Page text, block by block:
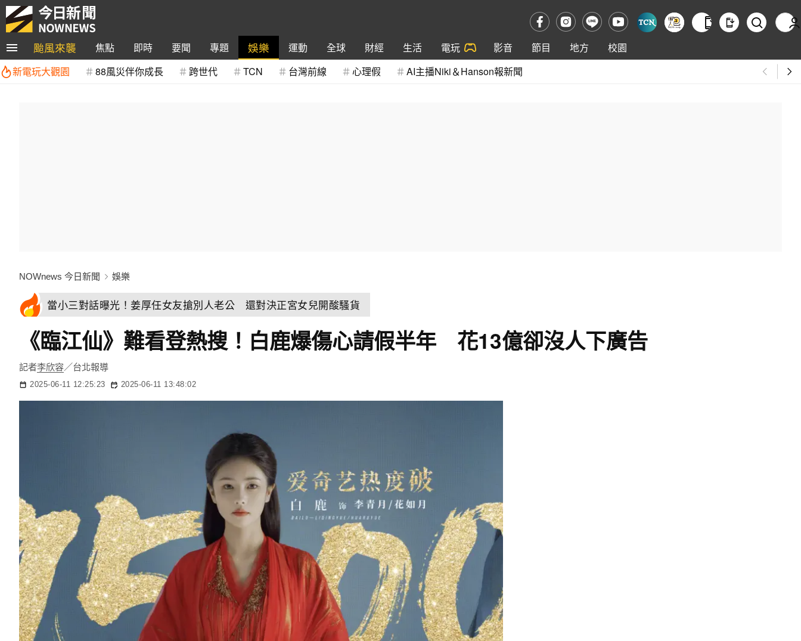
颱風來襲 焦點 即時 要聞 專題 娛樂 運動 全球 財經 生活 電玩 影音 節目 地方
校園
新電玩大觀園
88風災伴你成長 跨世代 TCN 台灣前線 心理假 AI主播Niki＆Hanson報新聞
NOWnews 今日新聞 娛樂
當小三對話曝光！姜厚任女友搶別人老公 還對決正宮女兒開酸騷貨
《臨江仙》難看登熱搜！白鹿爆傷心請假半年 花13億卻沒人下廣告
記者李欣容／台北報導
2025-06-11 12:25:23 2025-06-11 13:48:02